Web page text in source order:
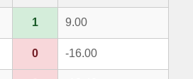
1 9.00
0 -16.00